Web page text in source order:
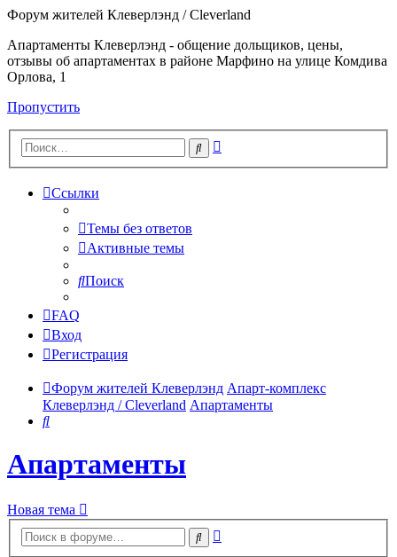
Форум жителей Клеверлэнд / Cleverland
Апартаменты Клеверлэнд - общение дольщиков, цены,
отзывы об апартаментах в районе Марфино на улице Комдива
Орлова, 1
Пропустить
Поиск
Ссылки
Темы без ответов
Активные темы
Поиск
FAQ
Вход
Регистрация
Форум жителей Клеверлэнд Апарт-комплекс
Клеверлэнд / Cleverland Апартаменты
Поиск
Апартаменты
Новая тема
Поиск